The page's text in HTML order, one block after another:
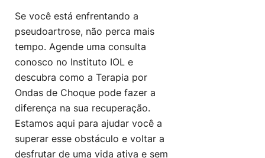
Se você está enfrentando a
pseudoartrose, não perca mais
tempo. Agende uma consulta
conosco no Instituto IOL e
descubra como a Terapia por
Ondas de Choque pode fazer a
diferença na sua recuperação.
Estamos aqui para ajudar você a
superar esse obstáculo e voltar a
desfrutar de uma vida ativa e sem